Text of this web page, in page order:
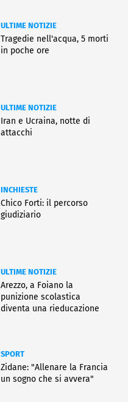
ULTIME NOTIZIE
Tragedie nell'acqua, 5 morti
in poche ore
ULTIME NOTIZIE
Iran e Ucraina, notte di
attacchi
INCHIESTE
Chico Forti: il percorso
giudiziario
ULTIME NOTIZIE
Arezzo, a Foiano la
punizione scolastica
diventa una rieducazione
SPORT
Zidane: "Allenare la Francia
un sogno che si avvera"